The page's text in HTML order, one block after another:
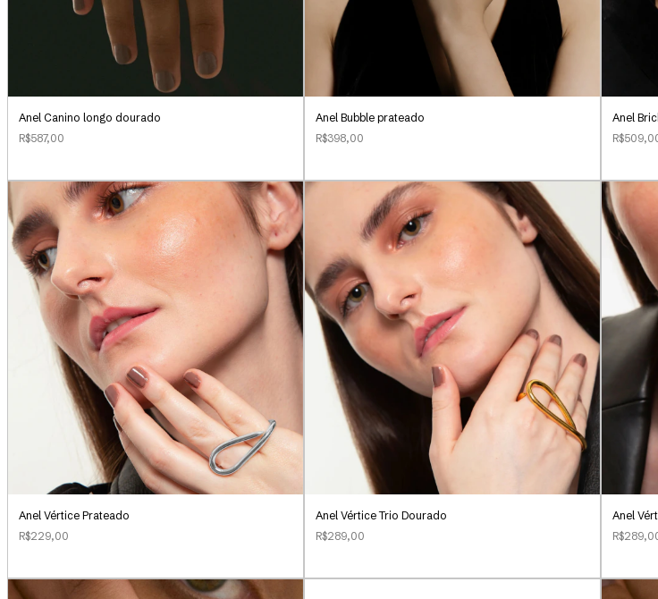
Anel Canino longo dourado
R$587,00
Anel Bubble prateado
R$398,00
Anel
Anel Vértice Prateado
R$229,00
Anel Vértice Trio Dourado
R$289,00
Anel